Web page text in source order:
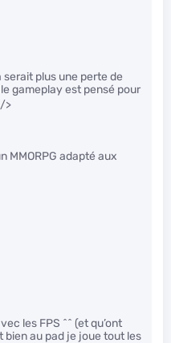
serait plus une perte de
gameplay est pensé pour
>
MMORPG adapté aux
les FPS ^^ (et qu’ont
bien au pad je joue tout les